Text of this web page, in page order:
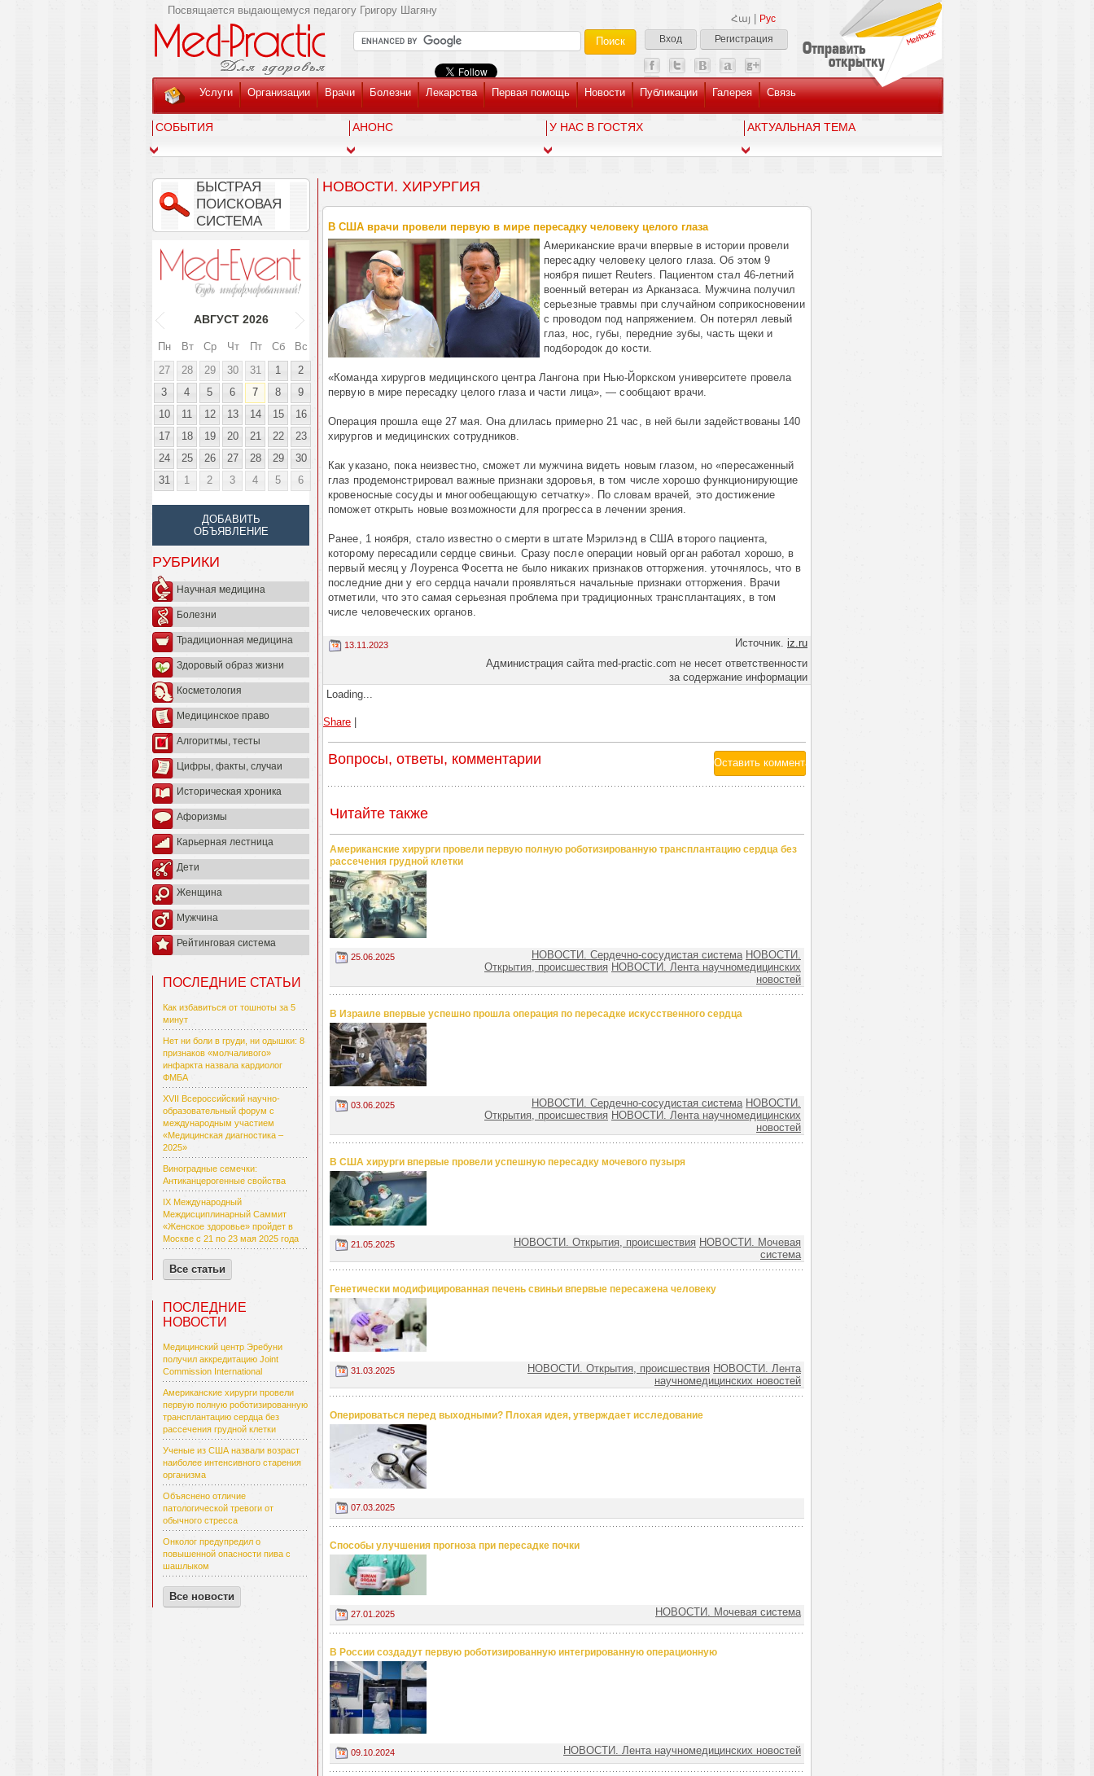
Հայ
Рус
Вход
Регистрация
Посвящается выдающемуся педагогу Григору Шагяну
Услуги Организации Врачи Болезни Лекарства Первая помощь Новости Публикации Галерея Связь
СОБЫТИЯ АНОНС У НАС В ГОСТЯХ AКТУАЛЬНАЯ ТЕМА
БЫСТРАЯ
ПОИСКОВАЯ
СИСТЕМА
АВГУСТ 2026
Пн Вт Ср Чт Пт Сб
Вс
27
28 29 30 31 1
2
3
4 5 6 7 8
9
10
11 12 13 14 15
16
17
18 19 20 21 22
23
24
25 26 27 28 29
30
31
1 2 3 4 5 6
ДОБАВИТЬ
ОБЪЯВЛЕНИЕ
РУБРИКИ
Научная медицина
Болезни
Традиционная медицина
Здоровый образ жизни
Косметология
Медицинское право
Алгоритмы, тесты
Цифры, факты, случаи
Историческая хроника
Афоризмы
Карьерная лестница
Дети
Женщина
Мужчина
Рейтинговая система
ПОСЛЕДНИЕ СТАТЬИ
Как избавиться от тошноты за 5
минут
Нет ни боли в груди, ни одышки: 8
признаков «молчаливого»
инфаркта назвала кардиолог
ФМБА
XVII Всероссийский научно-
образовательный форум с
международным участием
«Медицинская диагностика –
2025»
Виноградные семечки:
Антиканцерогенные свойства
IX Международный
Междисциплинарный Саммит
«Женское здоровье» пройдет в
Москве с 21 по 23 мая 2025 года
Все статьи
ПОСЛЕДНИЕ
НОВОСТИ
Медицинский центр Эребуни
получил аккредитацию Joint
Commission International
Американские хирурги провели
первую полную роботизированную
трансплантацию сердца без
рассечения грудной клетки
Ученые из США назвали возраст
наиболее интенсивного старения
организма
Объяснено отличие
патологической тревоги от
обычного стресса
Онколог предупредил о
повышенной опасности пива с
шашлыком
Все новости
НОВОСТИ. ХИРУРГИЯ
В США врачи провели первую в мире пересадку человеку целого глаза
Американские врачи впервые в истории провели
пересадку человеку целого глаза. Об этом 9
ноября пишет Reuters. Пациентом стал 46-летний
военный ветеран из Арканзаса. Мужчина получил
серьезные травмы при случайном соприкосновении
с проводом под напряжением. Он потерял левый
глаз, нос, губы, передние зубы, часть щеки и
подбородок до кости.
«Команда хирургов медицинского центра Лангона при Нью-Йоркском университете провела
первую в мире пересадку целого глаза и части лица», — сообщают врачи.
Операция прошла еще 27 мая. Она длилась примерно 21 час, в ней были задействованы 140
хирургов и медицинских сотрудников.
Как указано, пока неизвестно, сможет ли мужчина видеть новым глазом, но «пересаженный
глаз продемонстрировал важные признаки здоровья, в том числе хорошо функционирующие
кровеносные сосуды и многообещающую сетчатку». По словам врачей, это достижение
поможет открыть новые возможности для прогресса в лечении зрения.
Ранее, 1 ноября, стало известно о смерти в штате Мэрилэнд в США второго пациента,
которому пересадили сердце свиньи. Сразу после операции новый орган работал хорошо, в
первый месяц у Лоуренса Фосетта не было никаких признаков отторжения. уточнялось, что в
последние дни у его сердца начали проявляться начальные признаки отторжения. Врачи
отметили, что это самая серьезная проблема при традиционных трансплантациях, в том
числе человеческих органов.
13.11.2023 Источник. iz.ru
Администрация сайта med-practic.com не несет ответственности
за содержание информации
Loading...
Share
Вопросы, ответы, комментарии
Читайте также
Американские хирурги провели первую полную роботизированную трансплантацию сердца без
рассечения грудной клетки
25.06.2025 НОВОСТИ. Сердечно-сосудистая система НОВОСТИ.
Открытия, происшествия НОВОСТИ. Лента научномедицинских
новостей
В Израиле впервые успешно прошла операция по пересадке искусственного сердца
03.06.2025 НОВОСТИ. Сердечно-сосудистая система НОВОСТИ.
Открытия, происшествия НОВОСТИ. Лента научномедицинских
новостей
В США хирурги впервые провели успешную пересадку мочевого пузыря
21.05.2025 НОВОСТИ. Открытия, происшествия НОВОСТИ. Мочевая
система
Генетически модифицированная печень свиньи впервые пересажена человеку
31.03.2025 НОВОСТИ. Открытия, происшествия НОВОСТИ. Лента
научномедицинских новостей
Оперироваться перед выходными? Плохая идея, утверждает исследование
07.03.2025
Способы улучшения прогноза при пересадке почки
27.01.2025 НОВОСТИ. Мочевая система
В России создадут первую роботизированную интегрированную операционную
09.10.2024 НОВОСТИ. Лента научномедицинских новостей